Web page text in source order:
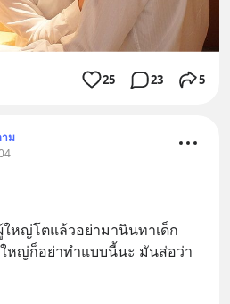
25 23 5
ม
ใหญ่โตแล้วอย่ามานินทาเด็ก
ใหญ่ก็อย่าทำแบบนี้นะ มันส่อว่า